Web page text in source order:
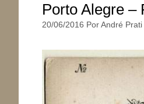
Porto Alegre –
20/06/2016 Por André Prati